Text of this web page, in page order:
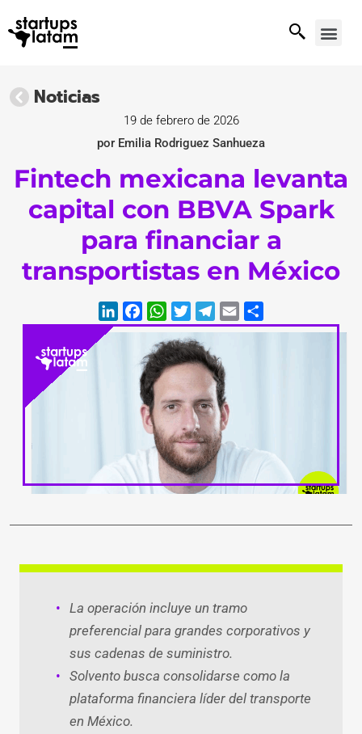
Noticias
19 de febrero de 2026
por Emilia Rodriguez Sanhueza
Fintech mexicana levanta
capital con BBVA Spark
para financiar a
transportistas en México
LinkedIn
Facebook
WhatsApp
La operación incluye un tramo
preferencial para grandes corporativos y
sus cadenas de suministro.
Solvento busca consolidarse como la
plataforma financiera líder del transporte
en México.